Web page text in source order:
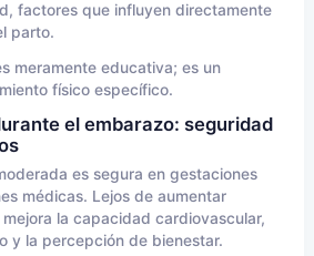
factores que influyen directamente
parto.
meramente educativa; es un
físico específico.
el embarazo: seguridad
es segura en gestaciones
médicas. Lejos de aumentar
la capacidad cardiovascular,
y la percepción de bienestar.